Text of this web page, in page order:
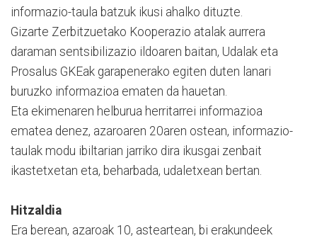
informazio-taula batzuk ikusi ahalko dituzte.
Gizarte Zerbitzuetako Kooperazio atalak aurrera
daraman sentsibilizazio ildoaren baitan, Udalak eta
Prosalus GKEak garapenerako egiten duten lanari
buruzko informazioa ematen da hauetan.
Eta ekimenaren helburua herritarrei informazioa
ematea denez, azaroaren 20aren ostean, informazio-
taulak modu ibiltarian jarriko dira ikusgai zenbait
ikastetxetan eta, beharbada, udaletxean bertan.
Hitzaldia
Era berean, azaroak 10, asteartean, bi erakundeek